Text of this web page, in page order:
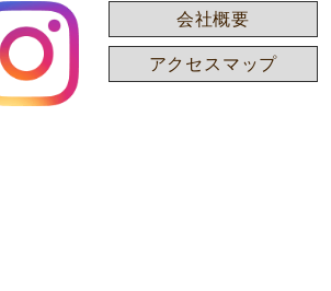
会社概要
アクセスマップ